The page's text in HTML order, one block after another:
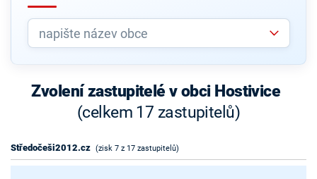
Zvolení zastupitelé v obci Hostivice
(celkem 17 zastupitelů)
Středočeši2012.cz (zisk 7 z 17 zastupitelů)